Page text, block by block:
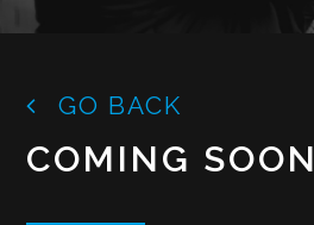
GO BACK
COMING SOON